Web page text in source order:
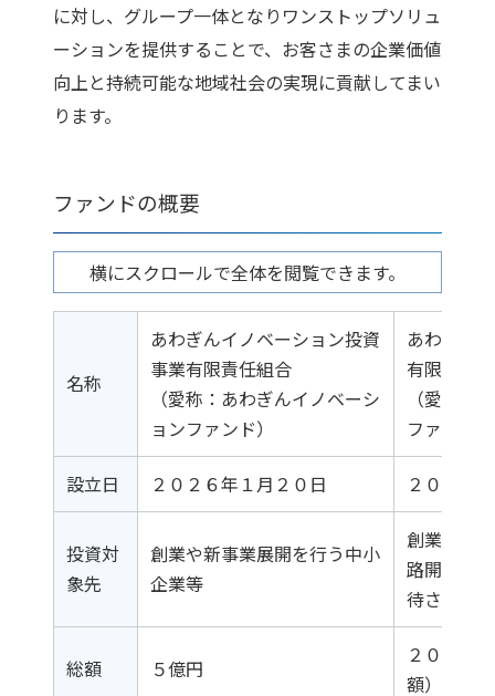
に対し、グループ一体となりワンストップソリュ
ーションを提供することで、お客さまの企業価値
向上と持続可能な地域社会の実現に貢献してまい
ります。
ファンドの概要
横にスクロールで全体を閲覧できます。
名称
あわぎんイノベーション投資
事業有限責任組合
（愛称：あわぎんイノベーシ
ョンファンド）
あわぎん
有限責任
（愛称：
ファンド）
設立日 ２０２６年１月２０日 ２０２３
投資対
象先
創業や新事業展開を行う中小
企業等
創業・新
路開拓を
待される
総額 ５億円
２０億円
額）